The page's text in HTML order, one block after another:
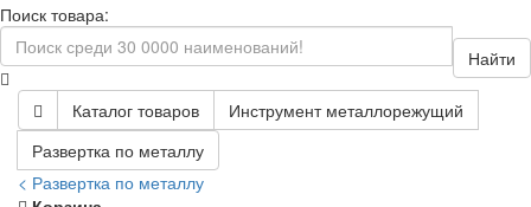
Поиск товара:
Найти
Каталог товаров
Инструмент металлорежущий
Развертка по металлу
< Развертка по металлу